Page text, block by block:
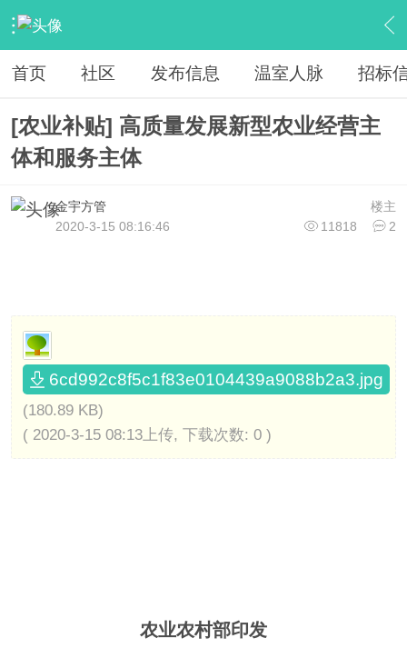
› 棚友之家 › 政策补贴 › 内容
首页 社区 发布信息 温室人脉 招标
[农业补贴] 高质量发展新型农业经营主
体和服务主体
楼主
金宇方管
11818
2
2020-3-15 08:16:46
6cd992c8f5c1f83e0104439a9088b2a3.jpg
(180.89 KB)
( 2020-3-15 08:13上传, 下载次数: 0 )
农业农村部印发